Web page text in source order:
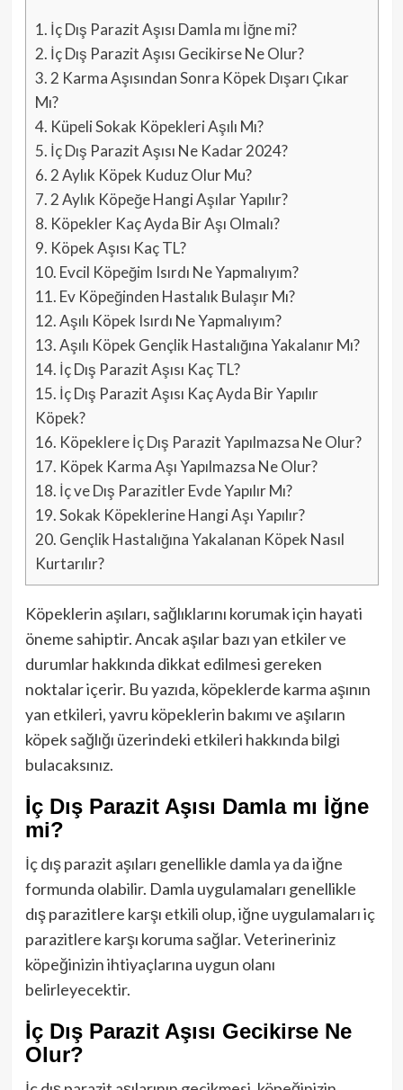
1. İç Dış Parazit Aşısı Damla mı İğne mi?
2. İç Dış Parazit Aşısı Gecikirse Ne Olur?
3. 2 Karma Aşısından Sonra Köpek Dışarı Çıkar
Mı?
4. Küpeli Sokak Köpekleri Aşılı Mı?
5. İç Dış Parazit Aşısı Ne Kadar 2024?
6. 2 Aylık Köpek Kuduz Olur Mu?
7. 2 Aylık Köpeğe Hangi Aşılar Yapılır?
8. Köpekler Kaç Ayda Bir Aşı Olmalı?
9. Köpek Aşısı Kaç TL?
10. Evcil Köpeğim Isırdı Ne Yapmalıyım?
11. Ev Köpeğinden Hastalık Bulaşır Mı?
12.Aşılı Köpek Isırdı Ne Yapmalıyım?
13.Aşılı Köpek Gençlik Hastalığına Yakalanır Mı?
14. İç Dış Parazit Aşısı Kaç TL?
15. İç Dış Parazit Aşısı Kaç Ayda Bir Yapılır
Köpek?
16. Köpeklere İç Dış Parazit Yapılmazsa Ne Olur?
17. Köpek Karma Aşı Yapılmazsa Ne Olur?
18. İç ve Dış Parazitler Evde Yapılır Mı?
19.Sokak Köpeklerine Hangi Aşı Yapılır?
20. Gençlik Hastalığına Yakalanan Köpek Nasıl
Kurtarılır?
Köpeklerin aşıları, sağlıklarını korumak için hayati
öneme sahiptir. Ancak aşılar bazı yan etkiler ve
durumlar hakkında dikkat edilmesi gereken
noktalar içerir. Bu yazıda, köpeklerde karma aşının
yan etkileri, yavru köpeklerin bakımı ve aşıların
köpek sağlığı üzerindeki etkileri hakkında bilgi
bulacaksınız.
İç Dış Parazit Aşısı Damla mı İğne
mi?
İç dış parazit aşıları genellikle damla ya da iğne
formunda olabilir. Damla uygulamaları genellikle
dış parazitlere karşı etkili olup, iğne uygulamaları iç
parazitlere karşı koruma sağlar. Veterineriniz
köpeğinizin ihtiyaçlarına uygun olanı
belirleyecektir.
İç Dış Parazit Aşısı Gecikirse Ne
Olur?